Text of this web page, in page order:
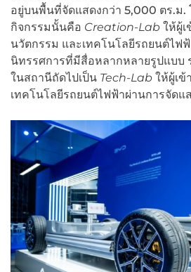
อยู่บนพื้นที่จัดแสดงกว่า 5,000 ตร.ม.
กิจกรรมนั้นคือ Creation-Lab ให้ผู้
นวัตกรรม และเทคโนโลยีรถยนต์ไฟ
นิทรรศการที่มีสื่อหลากหลายรูปแบบ
ในสถานีถัดไปเป็น Tech-Lab ให้ผู้เข้
เทคโนโลยีรถยนต์ไฟฟ้าผ่านการจัด